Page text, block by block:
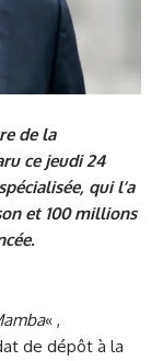
de la
ce jeudi 24
qui l’a
et 100 millions
« ,
de dépôt à la